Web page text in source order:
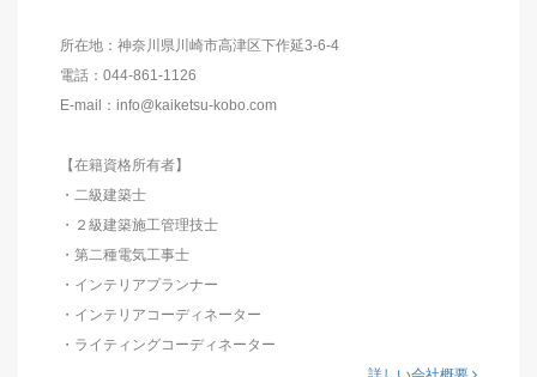
所在地：神奈川県川崎市高津区下作延3-6-4
電話：044-861-1126
E-mail：info@kaiketsu-kobo.com
【在籍資格所有者】
・二級建築士
・２級建築施工管理技士
・第二種電気工事士
・インテリアプランナー
・インテリアコーディネーター
・ライティングコーディネーター